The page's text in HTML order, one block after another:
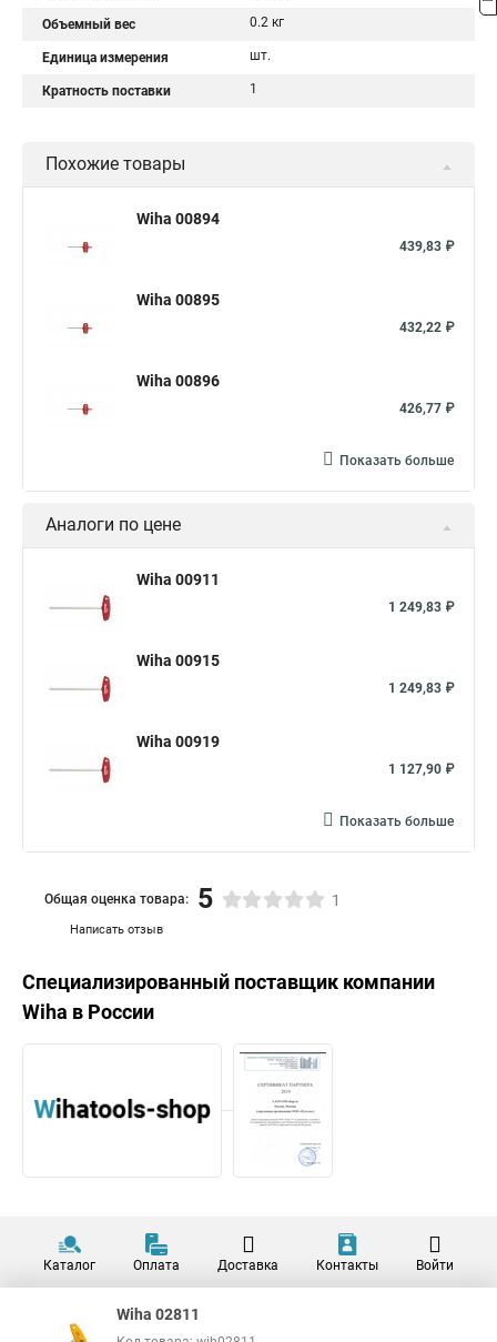
Объемный вес 0.2 кг
Единица измерения шт.
Кратность поставки 1
Похожие товары
Wiha 00894
439,83 ₽
Wiha 00895
432,22 ₽
Wiha 00896
426,77 ₽
Показать больше
Аналоги по цене
Wiha 00911
1 249,83 ₽
Wiha 00915
1 249,83 ₽
Wiha 00919
1 127,90 ₽
Показать больше
Написать отзыв
Общая оценка товара: 5 1
Специализированный поставщик компании
Wiha в России
Каталог Оплата Доставка Контакты Войти
Wiha 02811